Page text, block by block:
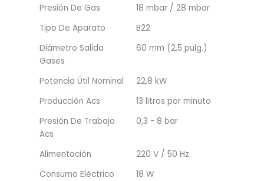
Presión De Gas
18 mbar / 28 mbar
Tipo De Aparato
B22
Diámetro Salida
Gases
60 mm (2,5 pulg.)
Potencia Útil Nominal
22,8 kW
Producción Acs
13 litros por minuto
Presión De Trabajo
Acs
0,3 - 8 bar
Alimentación
220 V / 50 Hz
Consumo Eléctrico
18 W